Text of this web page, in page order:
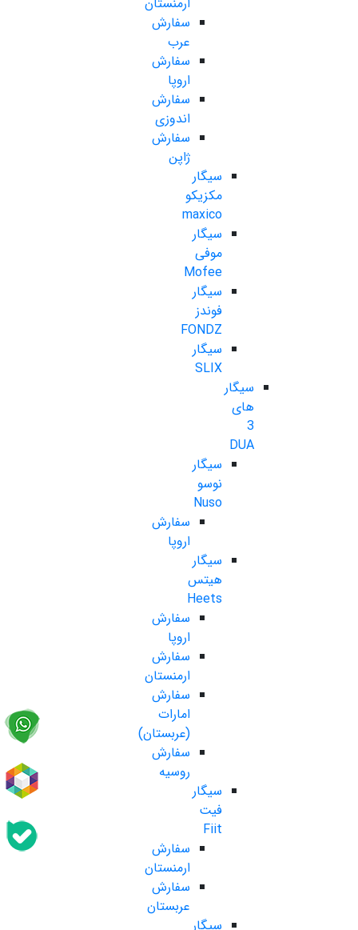
سفارش
عرب
سفارش
اروپا
سفارش
اندوزی
سفارش
ژاپن
سیگار
مکزیکو
maxico
سیگار
موفی
Mofee
سیگار
فوندز
FONDZ
سیگار
SLIX
سیگار
های
3
DUA
سیگار
نوسو
Nuso
سفارش
اروپا
سیگار
هیتس
Heets
سفارش
اروپا
سفارش
ارمنستان
سفارش
امارات
(عربستان)
سفارش
روسیه
سیگار
فیت
Fiit
سفارش
ارمنستان
سفارش
عربستان
سیگار